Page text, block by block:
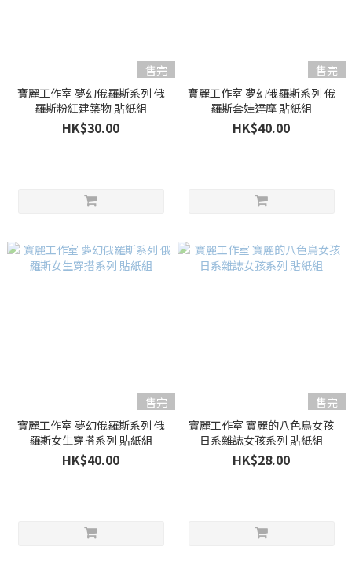
售完
寶麗工作室 夢幻俄羅斯系列 俄
羅斯粉紅建築物 貼紙組
HK$30.00
售完
寶麗工作室 夢幻俄羅斯系列 俄
羅斯套娃達摩 貼紙組
HK$40.00
售完
寶麗工作室 夢幻俄羅斯系列 俄
羅斯女生穿搭系列 貼紙組
HK$40.00
售完
寶麗工作室 寶麗的八色鳥女孩
日系雜誌女孩系列 貼紙組
HK$28.00